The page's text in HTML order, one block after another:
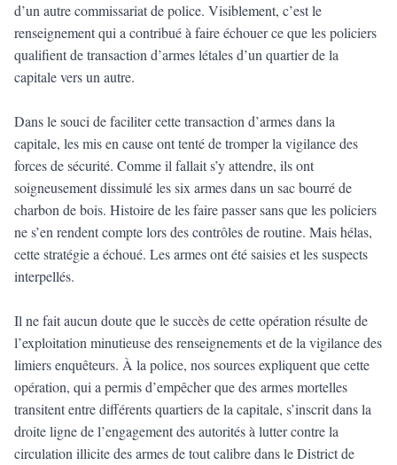
d’un autre commissariat de police. Visiblement, c’est le
renseignement qui a contribué à faire échouer ce que les policiers
qualifient de transaction d’armes létales d’un quartier de la
capitale vers un autre.
Dans le souci de faciliter cette transaction d’armes dans la
capitale, les mis en cause ont tenté de tromper la vigilance des
forces de sécurité. Comme il fallait s’y attendre, ils ont
soigneusement dissimulé les six armes dans un sac bourré de
charbon de bois. Histoire de les faire passer sans que les policiers
ne s’en rendent compte lors des contrôles de routine. Mais hélas,
cette stratégie a échoué. Les armes ont été saisies et les suspects
interpellés.
Il ne fait aucun doute que le succès de cette opération résulte de
l’exploitation minutieuse des renseignements et de la vigilance des
limiers enquêteurs. À la police, nos sources expliquent que cette
opération, qui a permis d’empêcher que des armes mortelles
transitent entre différents quartiers de la capitale, s’inscrit dans la
droite ligne de l’engagement des autorités à lutter contre la
circulation illicite des armes de tout calibre dans le District de